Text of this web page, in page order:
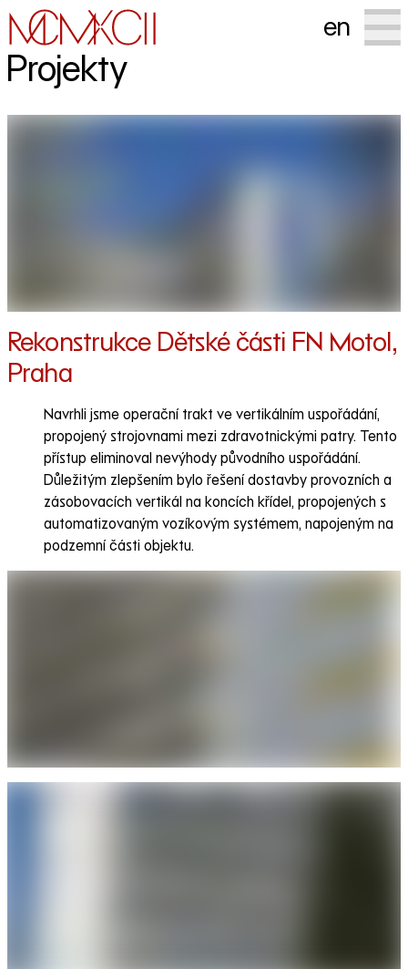
en
Projekty
Rekonstrukce Dětské části FN Motol,
Praha
Navrhli jsme operační trakt ve vertikálním uspořádání,
propojený strojovnami mezi zdravotnickými patry. Tento
přístup eliminoval nevýhody původního uspořádání.
Důležitým zlepšením bylo řešení dostavby provozních a
zásobovacích vertikál na koncích křídel, propojených s
automatizovaným vozíkovým systémem, napojeným na
podzemní části objektu.